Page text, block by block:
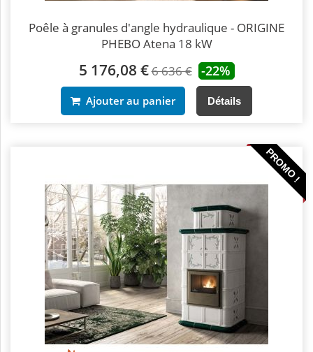
Poêle à granules d'angle hydraulique - ORIGINE
PHEBO Atena 18 kW
5 176,08 €6 636 € -22%
Ajouter au panier Détails
PROMO !